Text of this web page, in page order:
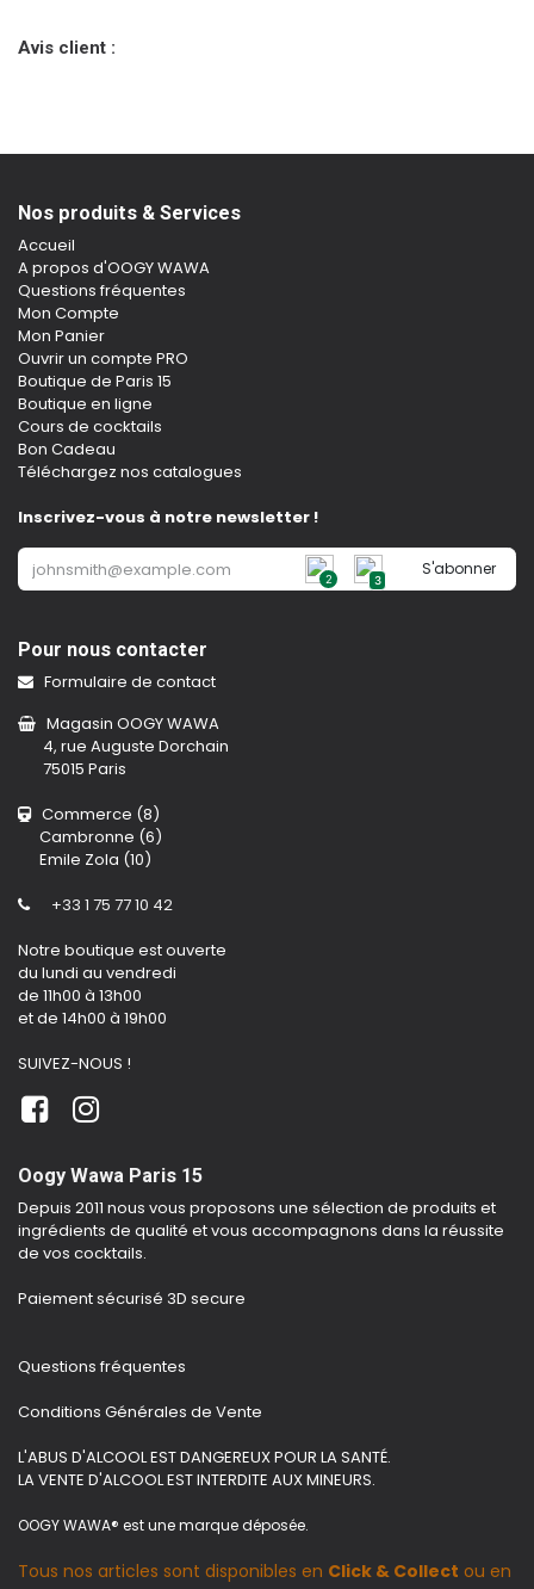
Avis client :
Nos produits & Services
Accueil
A propos d'OOGY WAWA
Questions fréquentes
Mon Compte
Mon Panier
Ouvrir un compte PRO
Boutique de Paris 15
Boutique en ligne
Cours de cocktails
Bon Cadeau
Téléchargez nos catalogues
Inscrivez-vous à notre newsletter !
2 3
S'abonner
Pour nous contacter
Formulaire de contact
Magasin OOGY WAWA
4, rue Auguste Dorchain
75015 Paris
Commerce (8)
Cambronne (6)
Emile Zola (10)
+33 1 75 77 10 42
Notre boutique est ouverte
du lundi au vendredi
de 11h00 à 13h00
et de 14h00 à 19h00
SUIVEZ-NOUS !
Oogy Wawa Paris 15
Depuis 2011 nous vous proposons une sélection de produits et
ingrédients de qualité et vous accompagnons dans la réussite
de vos cocktails.
Paiement sécurisé 3D secure
Questions fréquentes
Conditions Générales de Vente
L'ABUS D'ALCOOL EST DANGEREUX POUR LA SANTÉ.
LA VENTE D'ALCOOL EST INTERDITE AUX MINEURS.
OOGY WAWA® est une marque déposée.
Tous nos articles sont disponibles en Click & Collect ou en